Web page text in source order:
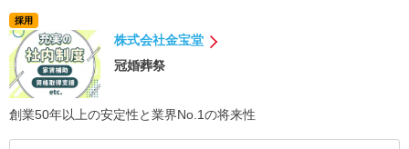
採用
株式会社金宝堂
冠婚葬祭
創業50年以上の安定性と業界No.1の将来性